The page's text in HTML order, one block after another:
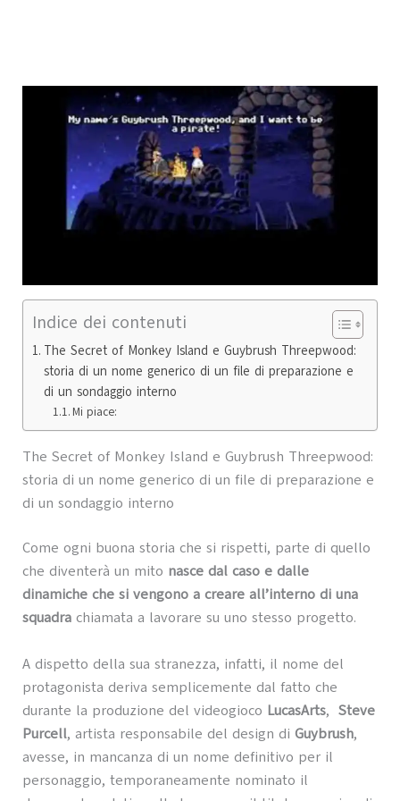
Indice dei contenuti
The Secret of Monkey Island e Guybrush Threepwood:
storia di un nome generico di un file di preparazione e
di un sondaggio interno
Mi piace:
The Secret of Monkey Island e Guybrush Threepwood:
storia di un nome generico di un file di preparazione e
di un sondaggio interno
Come ogni buona storia che si rispetti, parte di quello
che diventerà un mito nasce dal caso e dalle
dinamiche che si vengono a creare all’interno di una
squadra chiamata a lavorare su uno stesso progetto.
A dispetto della sua stranezza, infatti, il nome del
protagonista deriva semplicemente dal fatto che
durante la produzione del videogioco LucasArts, Steve
Purcell, artista responsabile del design di Guybrush,
avesse, in mancanza di un nome definitivo per il
personaggio, temporaneamente nominato il